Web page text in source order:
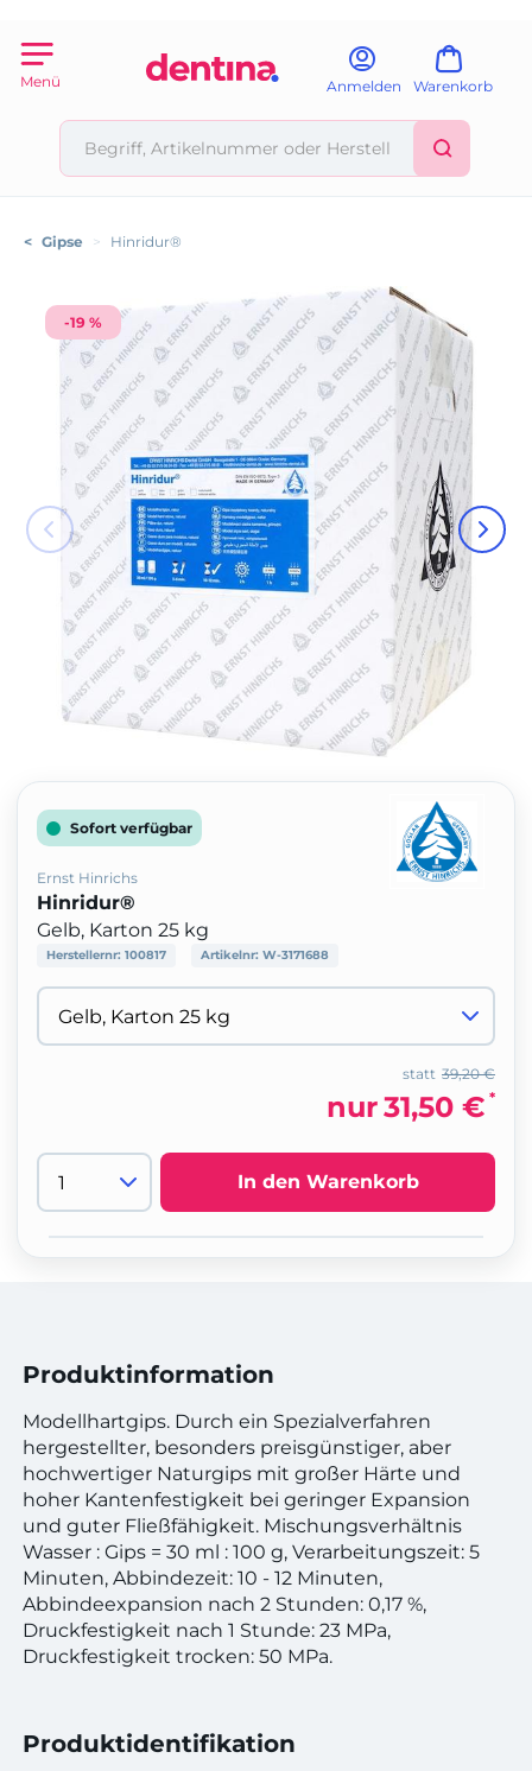
Menü Anmelden Warenkorb
< Gipse > Hinridur®
-19 %
Sofort verfügbar
Ernst Hinrichs
Hinridur®
Gelb, Karton 25 kg
Herstellernr: 100817 Artikelnr: W-3171688
39,20 €
statt
nur31,50 € *
In den Warenkorb
Produktinformation
Modellhartgips. Durch ein Spezialverfahren
hergestellter, besonders preisgünstiger, aber
hochwertiger Naturgips mit großer Härte und
hoher Kantenfestigkeit bei geringer Expansion
und guter Fließfähigkeit. Mischungsverhältnis
Wasser : Gips = 30 ml : 100 g, Verarbeitungszeit: 5
Minuten, Abbindezeit: 10 - 12 Minuten,
Abbindeexpansion nach 2 Stunden: 0,17 %,
Druckfestigkeit nach 1 Stunde: 23 MPa,
Druckfestigkeit trocken: 50 MPa.
Produktidentifikation